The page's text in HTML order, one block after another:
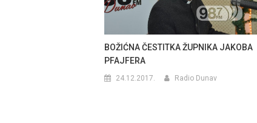
BOŽIĆNA ČESTITKA ŽUPNIKA JAKOBA
PFAJFERA
24.12.2017. Radio Dunav